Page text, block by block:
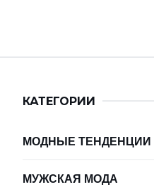
КАТЕГОРИИ
МОДНЫЕ ТЕНДЕНЦИИ
МУЖСКАЯ МОДА